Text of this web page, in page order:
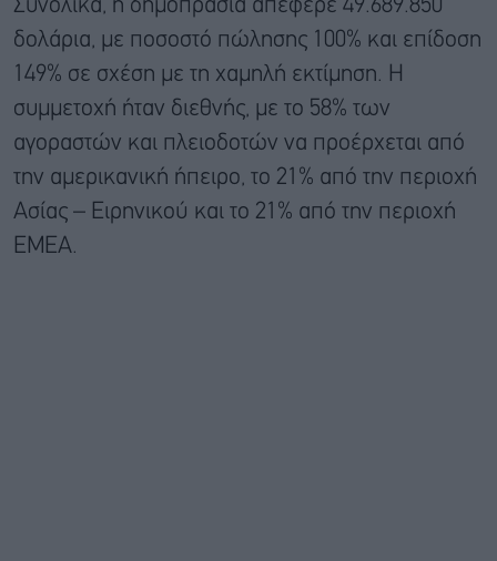
Συνολικά, η δημοπρασία απέφερε 49.689.850
δολάρια, με ποσοστό πώλησης 100% και επίδοση
149% σε σχέση με τη χαμηλή εκτίμηση. Η
συμμετοχή ήταν διεθνής, με το 58% των
αγοραστών και πλειοδοτών να προέρχεται από
την αμερικανική ήπειρο, το 21% από την περιοχή
Ασίας – Ειρηνικού και το 21% από την περιοχή
EMEA.